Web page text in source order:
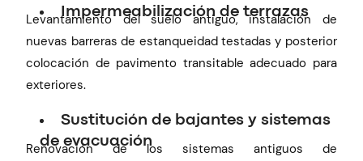
Impermeabilización de terrazas
Levantamiento del suelo antiguo, instalación de
nuevas barreras de estanqueidad testadas y posterior
colocación de pavimento transitable adecuado para
exteriores.
Sustitución de bajantes y sistemas
de evacuación
Renovación de los sistemas antiguos de